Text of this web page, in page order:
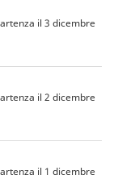
il 3 dicembre
il 2 dicembre
il 1 dicembre